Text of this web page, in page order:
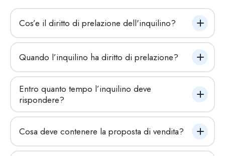
Cos’e il diritto di prelazione dell'inquilino?
Quando l’inquilino ha diritto di prelazione?
Entro quanto tempo l’inquilino deve
rispondere?
Cosa deve contenere la proposta di vendita?